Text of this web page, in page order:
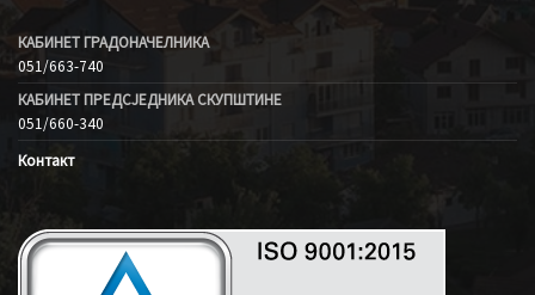
КАБИНЕТ ГРАДОНАЧЕЛНИКА
051/663-740
КАБИНЕТ ПРЕДСЈЕДНИКА СКУПШТИНЕ
051/660-340
Контакт